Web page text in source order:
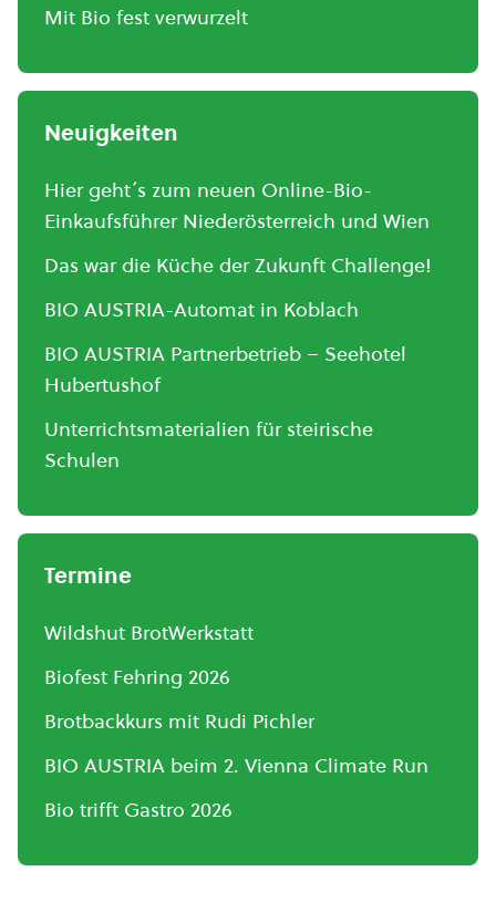
Mit Bio fest verwurzelt
Neuigkeiten
Hier geht´s zum neuen Online-Bio-
Einkaufsführer Niederösterreich und Wien
Das war die Küche der Zukunft Challenge!
BIO AUSTRIA-Automat in Koblach
BIO AUSTRIA Partnerbetrieb – Seehotel
Hubertushof
Unterrichtsmaterialien für steirische
Schulen
Termine
Wildshut BrotWerkstatt
Biofest Fehring 2026
Brotbackkurs mit Rudi Pichler
BIO AUSTRIA beim 2. Vienna Climate Run
Bio trifft Gastro 2026